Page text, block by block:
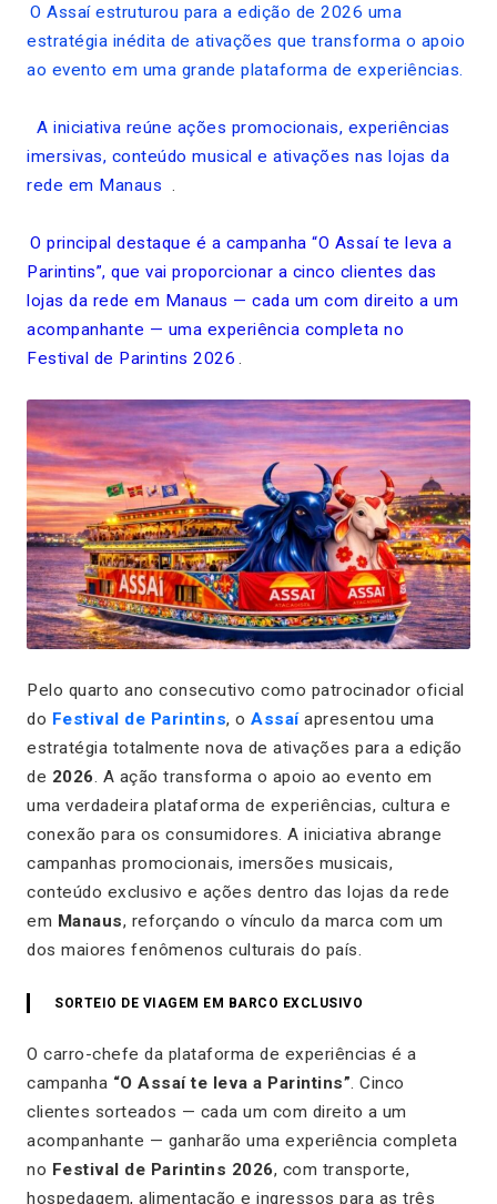
O Assaí estruturou para a edição de 2026 uma
estratégia inédita de ativações que transforma o apoio
ao evento em uma grande plataforma de experiências.
A iniciativa reúne ações promocionais, experiências
imersivas, conteúdo musical e ativações nas lojas da
rede em Manaus .
O principal destaque é a campanha “O Assaí te leva a
Parintins”, que vai proporcionar a cinco clientes das
lojas da rede em Manaus — cada um com direito a um
acompanhante — uma experiência completa no
Festival de Parintins 2026 .
Pelo quarto ano consecutivo como patrocinador oficial
do Festival de Parintins, o Assaíapresentou uma
estratégia totalmente nova de ativações para a edição
de 2026 . A ação transforma o apoio ao evento em
uma verdadeira plataforma de experiências, cultura e
conexão para os consumidores. A iniciativa abrange
campanhas promocionais, imersões musicais,
conteúdo exclusivo e ações dentro das lojas da rede
em Manaus, reforçando o vínculo da marca com um
dos maiores fenômenos culturais do país.
SORTEIO DE VIAGEM EM BARCO EXCLUSIVO
O carro-chefe da plataforma de experiências é a
campanha “O Assaí te leva a Parintins” . Cinco
clientes sorteados — cada um com direito a um
acompanhante — ganharão uma experiência completa
no Festival de Parintins 2026, com transporte,
hospedagem, alimentação e ingressos para as três